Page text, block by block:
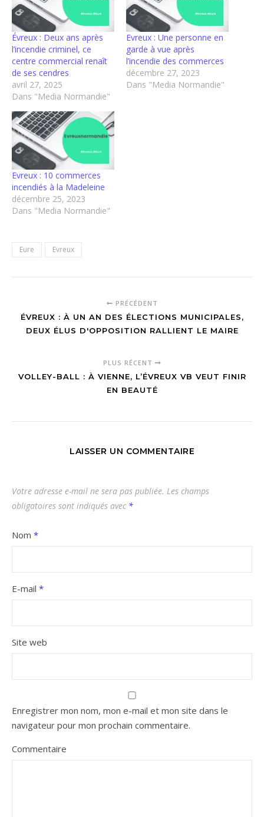
Évreux : Deux ans après
l’incendie criminel, ce
centre commercial renaît
de ses cendres
avril 27, 2025
Dans "Media Normandie"
Evreux : Une personne en
garde à vue après
l’incendie des commerces
décembre 27, 2023
Dans "Media Normandie"
Evreux : 10 commerces
incendiés à la Madeleine
décembre 25, 2023
Dans "Media Normandie"
Eure Evreux
PRÉCÉDENT
ÉVREUX : À UN AN DES ÉLECTIONS MUNICIPALES,
DEUX ÉLUS D'OPPOSITION RALLIENT LE MAIRE
PLUS RÉCENT
VOLLEY-BALL : À VIENNE, L’ÉVREUX VB VEUT FINIR
EN BEAUTÉ
LAISSER UN COMMENTAIRE
Votre adresse e-mail ne sera pas publiée. Les champs
obligatoires sont indiqués avec *
Nom *
E-mail *
Site web
Enregistrer mon nom, mon e-mail et mon site dans le
navigateur pour mon prochain commentaire.
Commentaire